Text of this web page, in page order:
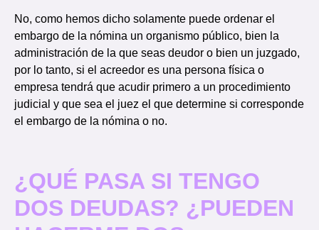
No, como hemos dicho solamente puede ordenar el
embargo de la nómina un organismo público, bien la
administración de la que seas deudor o bien un juzgado,
por lo tanto, si el acreedor es una persona física o
empresa tendrá que acudir primero a un procedimiento
judicial y que sea el juez el que determine si corresponde
el embargo de la nómina o no.
¿QUÉ PASA SI TENGO
DOS DEUDAS? ¿PUEDEN